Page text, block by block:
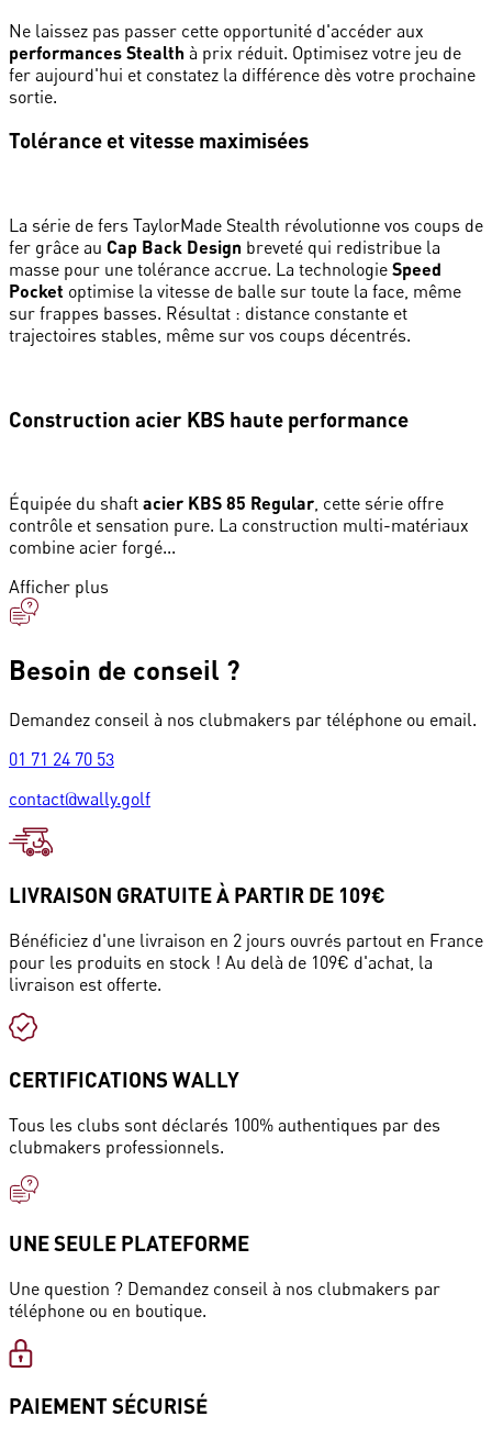
Ne laissez pas passer cette opportunité d'accéder aux
performances Stealth à prix réduit. Optimisez votre jeu de
fer aujourd'hui et constatez la différence dès votre prochaine
sortie.
Tolérance et vitesse maximisées
La série de fers TaylorMade Stealth révolutionne vos coups de
fer grâce au Cap Back Design breveté qui redistribue la
masse pour une tolérance accrue. La technologie Speed
Pocket optimise la vitesse de balle sur toute la face, même
sur frappes basses. Résultat : distance constante et
trajectoires stables, même sur vos coups décentrés.
Construction acier KBS haute performance
Équipée du shaft acier KBS 85 Regular, cette série offre
contrôle et sensation pure. La construction multi-matériaux
combine acier forgé...
Afficher plus
Besoin de conseil ?
Demandez conseil à nos clubmakers par téléphone ou email.
01 71 24 70 53
contact@wally.golf
LIVRAISON GRATUITE À PARTIR DE 109€
Bénéficiez d'une livraison en 2 jours ouvrés partout en France
pour les produits en stock ! Au delà de 109€ d'achat, la
livraison est offerte.
CERTIFICATIONS WALLY
Tous les clubs sont déclarés 100% authentiques par des
clubmakers professionnels.
UNE SEULE PLATEFORME
Une question ? Demandez conseil à nos clubmakers par
téléphone ou en boutique.
PAIEMENT SÉCURISÉ